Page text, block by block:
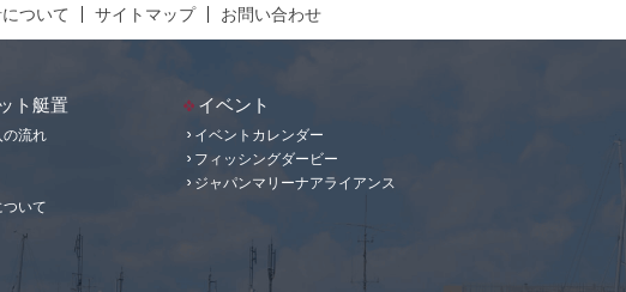
ついて サイトマップ お問い合わせ
ト艇置
の流れ
ついて
イベント
イベントカレンダー
フィッシングダービー
ジャパンマリーナアライアンス